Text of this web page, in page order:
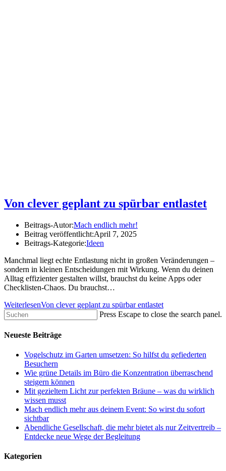
Von clever geplant zu spürbar entlastet
Beitrags-Autor:Mach endlich mehr!
Beitrag veröffentlicht:April 7, 2025
Beitrags-Kategorie:Ideen
Manchmal liegt echte Entlastung nicht in großen Veränderungen –
sondern in kleinen Entscheidungen mit Wirkung. Wenn du deinen
Alltag effizienter gestalten willst, brauchst du keine Apps oder
Checklisten-Chaos. Du brauchst…
WeiterlesenVon clever geplant zu spürbar entlastet
Press Escape to close the search panel.
Neueste Beiträge
Vogelschutz im Garten umsetzen: So hilfst du gefiederten
Besuchern
Wie grüne Details im Büro die Konzentration überraschend
steigern können
Mit gezieltem Licht zur perfekten Bräune – was du wirklich
wissen musst
Mach endlich mehr aus deinem Event: So wirst du sofort
sichtbar
Abendliche Gesellschaft, die mehr bietet als nur Zeitvertreib –
Entdecke neue Wege der Begleitung
Kategorien